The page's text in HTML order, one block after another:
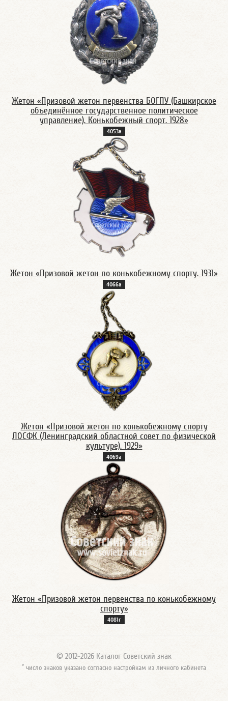
Жетон «Призовой жетон первенства БОГПУ (Башкирское
объединённое государственное политическое
управление). Конькобежный спорт. 1928»
4053а
Жетон «Призовой жетон по конькобежному спорту. 1931»
4066а
Жетон «Призовой жетон по конькобежному спорту
ЛОСФК (Ленинградский областной совет по физической
культуре). 1929»
4069а
Жетон «Призовой жетон первенства по конькобежному
спорту»
4081г
© 2012-2026 Каталог Советский знак
* число знаков указано согласно настройкам из личного кабинета